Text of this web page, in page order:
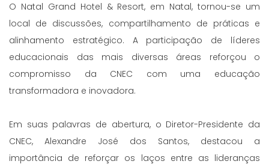
O Natal Grand Hotel & Resort, em Natal, tornou-se um
local de discussões, compartilhamento de práticas e
alinhamento estratégico. A participação de líderes
educacionais das mais diversas áreas reforçou o
compromisso da CNEC com uma educação
transformadora e inovadora.
Em suas palavras de abertura, o Diretor-Presidente da
CNEC, Alexandre José dos Santos, destacou a
importância de reforçar os laços entre as lideranças